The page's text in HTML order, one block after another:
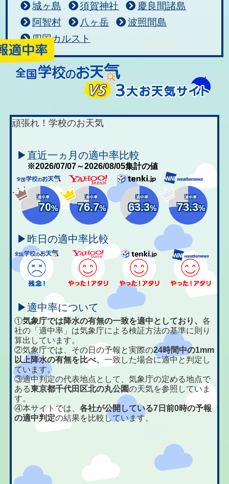
城ヶ島
須賀神社
慶良間諸島
阿智村
八ヶ岳
波照間島
四国カルスト
頑張れ！学校のお天気
▶直近一ヵ月の適中率比較
※2026/07/07～2026/08/05集計の値
適中率
70%
適中率
76.7%
適中率
63.3%
適中率
73.3%
▶昨日の適中率比較
▶適中率について
①気象庁では降水の有無の一致を適中としており、各
社の「適中率」は気象庁による検証方法の基準に則り
算出しています。
②気象庁では、その日の予報と実際の24時間中の1mm
以上降水の有無を比べ、一致した場合に適中と判定し
ています。
③適中判定の代表地点として、気象庁の定める地点で
ある東京都千代田区北の丸公園の天気を参照していま
す。
④本サイトでは、各社が公開している7日前0時の予報
の適中判定の結果を比較しています。